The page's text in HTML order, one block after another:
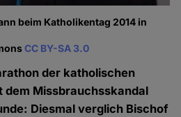
beim Katholikentag 2014 in
CC BY-SA 3.0
der katholischen
dem Missbrauchsskandal
Diesmal verglich Bischof